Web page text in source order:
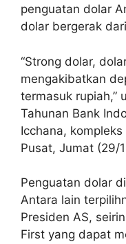
penguatan dolar
dolar bergerak
“Strong dolar,
mengakibatkan
termasuk rupiah,”
Tahunan Bank
Icchana,
Pusat, Jumat (29/
Penguatan dolar
Antara lain
Presiden AS,
First yang dapat